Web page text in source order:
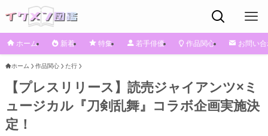
ホーム 新着 特集 若手俳優 作品関心 お問い
ホーム 作品関心 た行
【プレスリリース】読売ジャイアンツ×ミ
ュージカル『刀剣乱舞』コラボ企画実施決
定！